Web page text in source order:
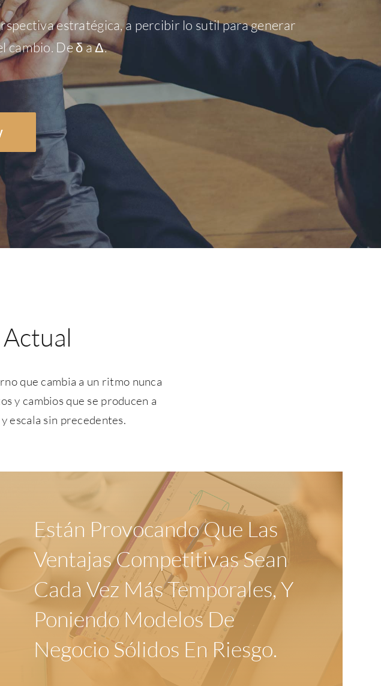
estratégica, a percibir lo sutil para generar
cambio. De δ a Δ.
que cambia a un ritmo nunca
y cambios que se producen a
escala sin precedentes.
Están Provocando Que Las
Ventajas Competitivas Sean
Cada Vez Más Temporales,Y
Poniendo Modelos De
Negocio Sólidos En Riesgo.